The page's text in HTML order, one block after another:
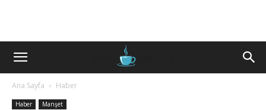
Ana Sayfa Haber
Haber Manşet